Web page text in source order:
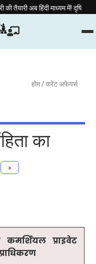
अब हिंदी माध्यम में! दृष्टि
होम/ करेंट अफेयर्स
का
»
प्राइवेट